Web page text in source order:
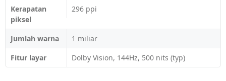
Kerapatan
piksel
296 ppi
Jumlah warna
1 miliar
Fitur layar
Dolby Vision, 144Hz, 500 nits (typ)